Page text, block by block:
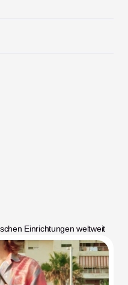
Einrichtungen weltweit